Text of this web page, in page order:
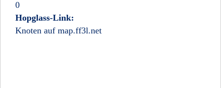
0
Hopglass-Link:
Knoten auf map.ff3l.net